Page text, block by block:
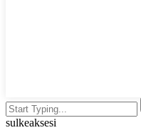
sulkeaksesi